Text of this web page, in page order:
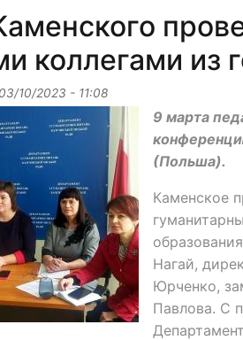
коллегами из
10/2023 - 11:08
9 марта
(Польша).
Каменское
Нагай,
Юрченко,
Павлова. С